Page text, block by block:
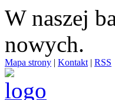
W naszej
nowych.
Mapa strony | Kontakt | RSS